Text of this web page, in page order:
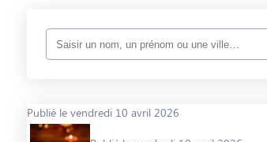
Publié le vendredi 10 avril 2026